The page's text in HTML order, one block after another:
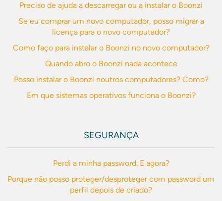
Preciso de ajuda a descarregar ou a instalar o Boonzi
Se eu comprar um novo computador, posso migrar a
licença para o novo computador?
Como faço para instalar o Boonzi no novo computador?
Quando abro o Boonzi nada acontece
Posso instalar o Boonzi noutros computadores? Como?
Em que sistemas operativos funciona o Boonzi?
SEGURANÇA
Perdi a minha password. E agora?
Porque não posso proteger/desproteger com password um
perfil depois de criado?